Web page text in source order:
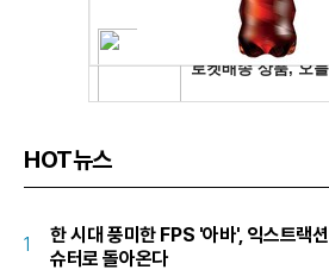
HOT뉴스
1
한 시대 풍미한 FPS '아바', 익스트랙션
슈터로 돌아온다